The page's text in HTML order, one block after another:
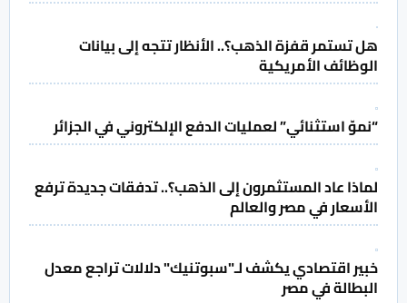
هل تستمر قفزة الذهب؟.. الأنظار تتجه إلى بيانات
الوظائف الأمريكية
“نموّ استثنائي” لعمليات الدفع الإلكتروني في الجزائر
لماذا عاد المستثمرون إلى الذهب؟.. تدفقات جديدة ترفع
الأسعار في مصر والعالم
خبير اقتصادي يكشف لـ"سبوتنيك" دلالات تراجع معدل
البطالة في مصر